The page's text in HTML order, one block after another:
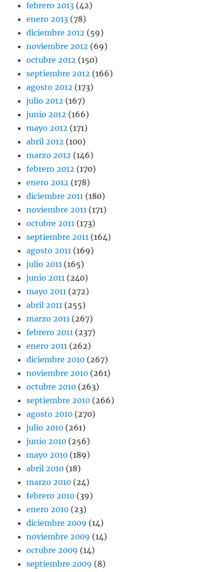
febrero 2013 (42)
enero 2013 (78)
diciembre 2012 (59)
noviembre 2012 (69)
octubre 2012 (150)
septiembre 2012 (166)
agosto 2012 (173)
julio 2012 (167)
junio 2012 (166)
mayo 2012 (171)
abril 2012 (100)
marzo 2012 (146)
febrero 2012 (170)
enero 2012 (178)
diciembre 2011 (180)
noviembre 2011 (171)
octubre 2011 (173)
septiembre 2011 (164)
agosto 2011 (169)
julio 2011 (165)
junio 2011 (240)
mayo 2011 (272)
abril 2011 (255)
marzo 2011 (267)
febrero 2011 (237)
enero 2011 (262)
diciembre 2010 (267)
noviembre 2010 (261)
octubre 2010 (263)
septiembre 2010 (266)
agosto 2010 (270)
julio 2010 (261)
junio 2010 (256)
mayo 2010 (189)
abril 2010 (18)
marzo 2010 (24)
febrero 2010 (39)
enero 2010 (23)
diciembre 2009 (14)
noviembre 2009 (14)
octubre 2009 (14)
septiembre 2009 (8)